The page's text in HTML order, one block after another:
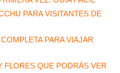
PARA VISITANTES DE
PARA VIAJAR
FLORES QUE PODRÁS VER